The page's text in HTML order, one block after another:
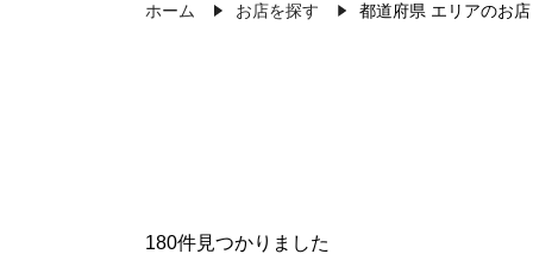
ホーム お店を探す 都道府県 エリアのお店
180件見つかりました